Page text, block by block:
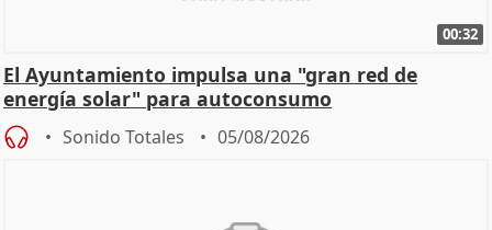
00:32
El Ayuntamiento impulsa una "gran red de
energía solar" para autoconsumo
Sonido Totales 05/08/2026